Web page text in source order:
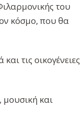
του
κόσμο, που θα
τις οικογένειες
μουσική και